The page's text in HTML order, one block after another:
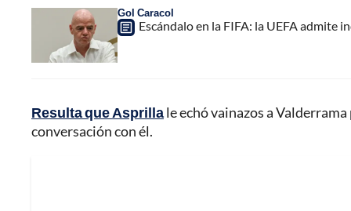
Gol Caracol
Escándalo en la FIFA: la UEFA admite
Resulta que Asprillale echó vainazos a
conversación con él.